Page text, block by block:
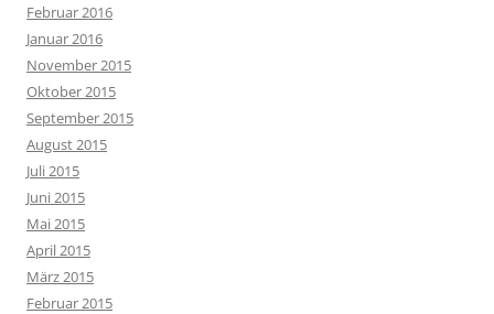
Februar 2016
Januar 2016
November 2015
Oktober 2015
September 2015
August 2015
Juli 2015
Juni 2015
Mai 2015
April 2015
März 2015
Februar 2015